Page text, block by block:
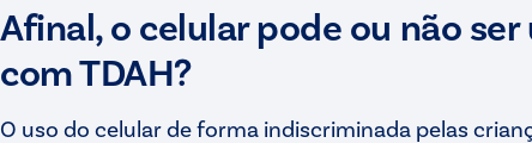
Afinal, o celular pode ou não
com TDAH?
O uso do celular de forma indiscriminada pelas